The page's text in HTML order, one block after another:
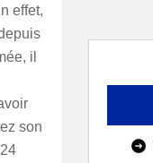
effet,
il
son